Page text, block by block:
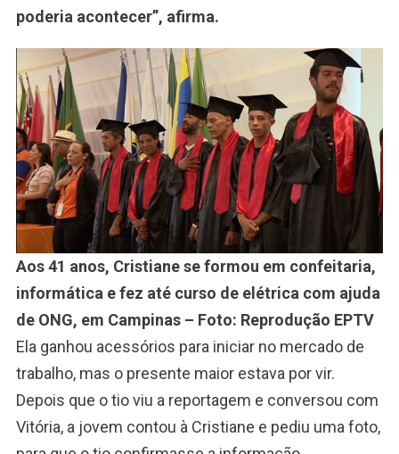
poderia acontecer”, afirma.
Aos 41 anos, Cristiane se formou em confeitaria,
informática e fez até curso de elétrica com ajuda
de ONG, em Campinas – Foto: Reprodução EPTV
Ela ganhou acessórios para iniciar no mercado de
trabalho, mas o presente maior estava por vir.
Depois que o tio viu a reportagem e conversou com
Vitória, a jovem contou à Cristiane e pediu uma foto,